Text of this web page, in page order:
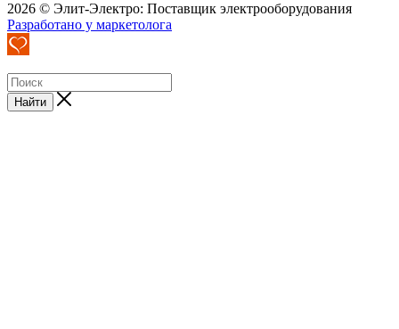
2026 © Элит-Электро: Поставщик электрооборудования
Разработано у маркетолога
Найти